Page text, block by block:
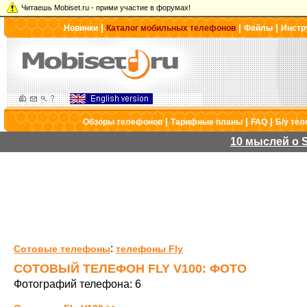
Читаешь Mobiset.ru - прими участие в форумах!
Новинки|Каталог мобильных телефонов |Файлы|
Обзоры телефонов|Тарифные планы|FAQ|Б/у
10 мыслей о
Сотовые телефоны: телефоны Fly
СОТОВЫЙ ТЕЛЕФОН FLY V100: ФОТО
Фотографий телефона: 6